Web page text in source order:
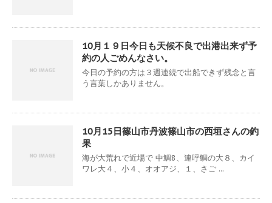
10月１９日今日も天候不良で出港出来ず予
約の人ごめんなさい。
今日の予約の方は３週連続で出船できず残念と言
う言葉しかありません。
10月15日篠山市丹波篠山市の西垣さんの釣
果
海が大荒れで近場で 中鯛8、連呼鯛の大８、カイ
ワレ大４、小４、オオアジ、１、さご ...